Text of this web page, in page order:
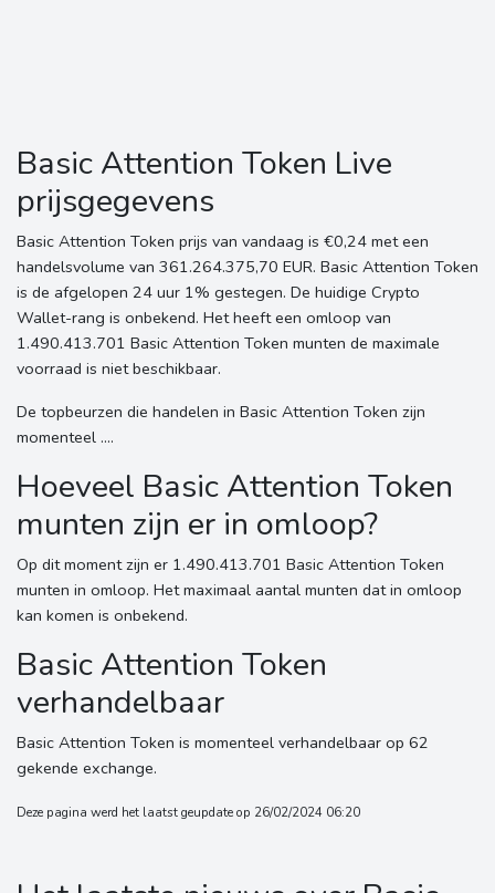
Basic Attention Token Live
prijsgegevens
Basic Attention Token prijs van vandaag is €0,24 met een
handelsvolume van 361.264.375,70 EUR. Basic Attention Token
is de afgelopen 24 uur 1% gestegen. De huidige Crypto
Wallet-rang is onbekend. Het heeft een omloop van
1.490.413.701 Basic Attention Token munten de maximale
voorraad is niet beschikbaar.
De topbeurzen die handelen in Basic Attention Token zijn
momenteel ....
Hoeveel Basic Attention Token
munten zijn er in omloop?
Op dit moment zijn er 1.490.413.701 Basic Attention Token
munten in omloop. Het maximaal aantal munten dat in omloop
kan komen is onbekend.
Basic Attention Token
verhandelbaar
Basic Attention Token is momenteel verhandelbaar op 62
gekende exchange.
Deze pagina werd het laatst geupdate op 26/02/2024 06:20